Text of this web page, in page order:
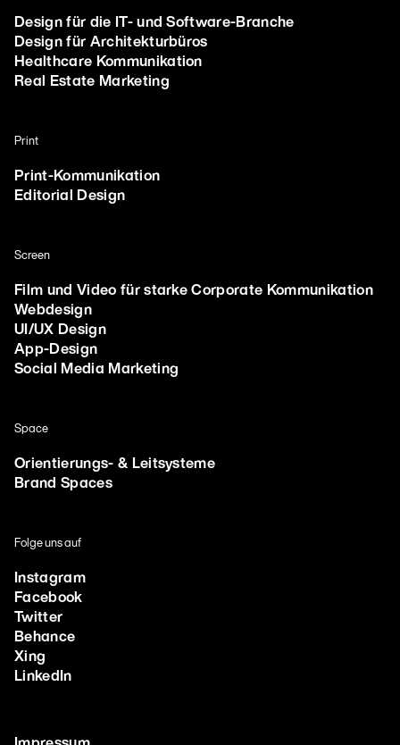
Design für die IT- und Software-Branche
Design für Architekturbüros
Healthcare Kommunikation
Real Estate Marketing
Print
Print-Kommunikation
Editorial Design
Screen
Film und Video für starke Corporate Kommunikation
Webdesign
UI/UX Design
App-Design
Social Media Marketing
Space
Orientierungs- & Leitsysteme
Brand Spaces
Folge uns auf
Instagram
Facebook
Twitter
Behance
Xing
LinkedIn